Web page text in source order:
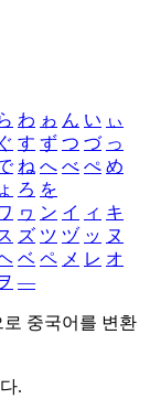
わ ゎ ん い ぃ
ぐ す ず つ づ っ
ね へ べ ぺ め
ょ ろ を
ヮ ン イ ィ キ
ズ ツ ヅ ッ ヌ
ベ ペ メ レ オ
―
중국어를 변환
.